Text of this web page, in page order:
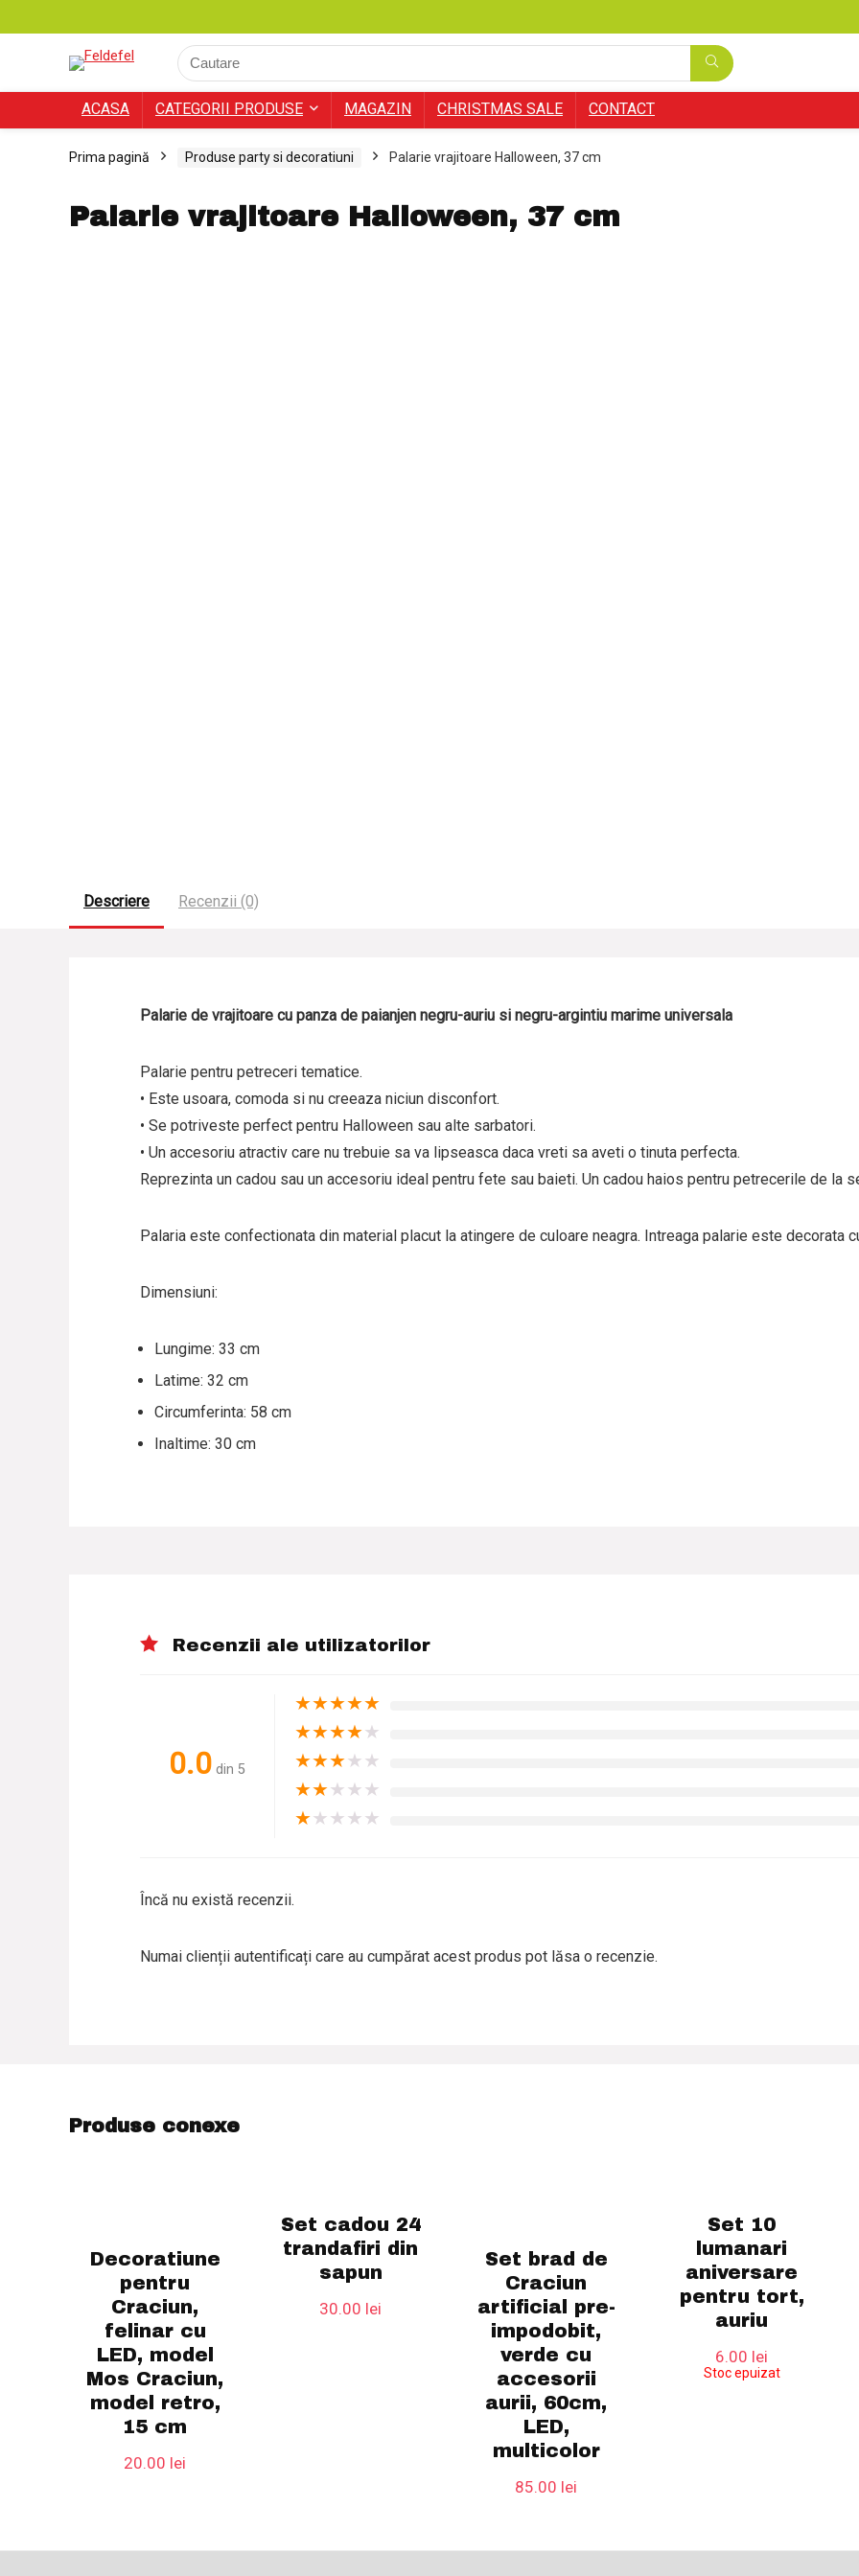
ACASA CATEGORII PRODUSE MAGAZIN CHRISTMAS SALE CONTACT
Prima pagină Produse party si decoratiuni Palarie vrajitoare Halloween, 37 cm
Palarie vrajitoare Halloween, 37 cm
Descriere Recenzii (0)
Palarie de vrajitoare cu panza de paianjen negru-auriu si negru-argintiu marime universala
Palarie pentru petreceri tematice.
• Este usoara, comoda si nu creeaza niciun disconfort.
• Se potriveste perfect pentru Halloween sau alte sarbatori.
• Un accesoriu atractiv care nu trebuie sa va lipseasca daca vreti sa aveti o tinuta perfecta.
Reprezinta un cadou sau un accesoriu ideal pentru fete sau baieti. Un cadou haios pentru petrecerile de la
Palaria este confectionata din material placut la atingere de culoare neagra. Intreaga palarie este decorata
Dimensiuni:
Lungime: 33 cm
Latime: 32 cm
Circumferinta: 58 cm
Inaltime: 30 cm
Recenzii ale utilizatorilor
0.0 din 5
★★★★★
★★★★★
★★★★★
★★★★★
★★★★★
Încă nu există recenzii.
Numai clienții autentificați care au cumpărat acest produs pot lăsa o recenzie.
Produse conexe
Decoratiune
pentru
Craciun,
felinar cu
LED, model
Mos Craciun,
model retro,
15 cm
20.00 lei
Set cadou 24
trandafiri din
sapun
30.00 lei
Set brad de
Craciun
artificial pre-
impodobit,
verde cu
accesorii
aurii, 60cm,
LED,
multicolor
85.00 lei
Set 10
lumanari
aniversare
pentru tort,
auriu
6.00 lei
Stoc epuizat